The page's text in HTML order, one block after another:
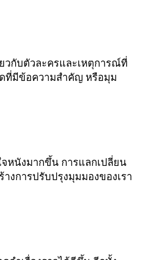
วกับตัวละครและเหตุการณ์ที่
ที่มีข้อความสำคัญ หรือมุม
หนังมากขึ้น การแลกเปลี่ยน
งการปรับปรุงมุมมองของเรา